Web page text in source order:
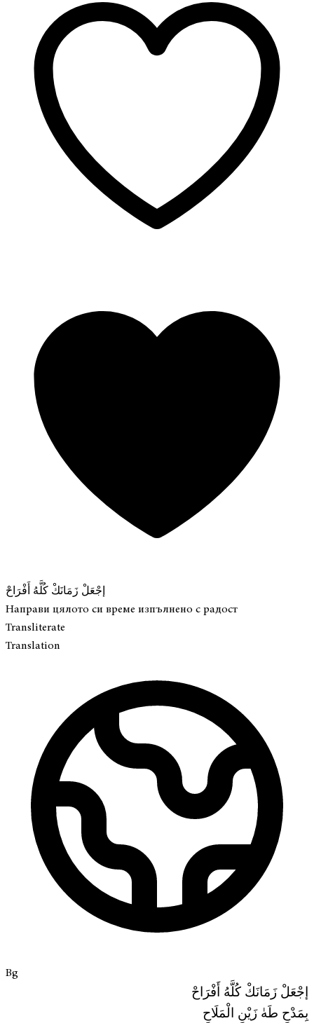
إجْعَلْ زَمَانَكْ كُلَّهُ أَفْرَاحْ
Направи цялото си време изпълнено с радост
Transliterate
Translation
Bg
إجْعَلْ زَمَانَكْ كُلَّهُ أَفْرَاحْ
بِمَدْحِ طَهٰ زَيْنِ الْمَلَاحِ